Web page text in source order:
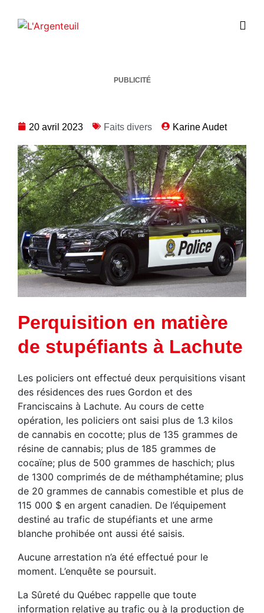
PUBLICITÉ
20 avril 2023 Faits divers Karine Audet
Perquisition en matière
de stupéfiants à Lachute
Les policiers ont effectué deux perquisitions visant
des résidences des rues Gordon et des
Franciscains à Lachute. Au cours de cette
opération, les policiers ont saisi plus de 1.3 kilos
de cannabis en cocotte; plus de 135 grammes de
résine de cannabis; plus de 185 grammes de
cocaïne; plus de 500 grammes de haschich; plus
de 1300 comprimés de de méthamphétamine; plus
de 20 grammes de cannabis comestible et plus de
115 000 $ en argent canadien. De l’équipement
destiné au trafic de stupéfiants et une arme
blanche prohibée ont aussi été saisis.
Aucune arrestation n’a été effectué pour le
moment. L’enquête se poursuit.
La Sûreté du Québec rappelle que toute
information relative au trafic ou à la production de